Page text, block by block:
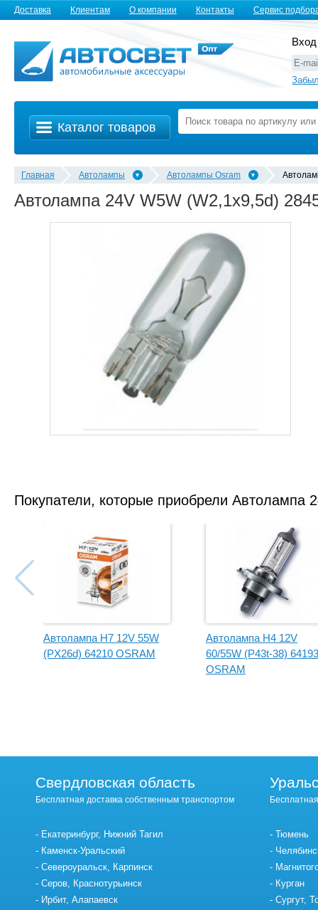
Доставка Клиентам О компании Контакты Сервис
Каталог товаров
Главная Автолампы Автолампы Osram
Автолампа 24V W5W (W2,1x9,5d)
Покупатели, которые приобрели Автолампа
Автолампа H7 12V 55W
(PX26d) 64210 OSRAM
Автолампа H4 12V
60/55W (P43t-38) 64193
OSRAM
Свердловская область
Бесплатная доставка собственным транспортом
Екатеринбург, Нижний Тагил
Каменск-Уральский
Североуральск, Карпинск
Серов, Краснотурьинск
Ирбит, Алапаевск
Тюмень
Курган
Сургут,